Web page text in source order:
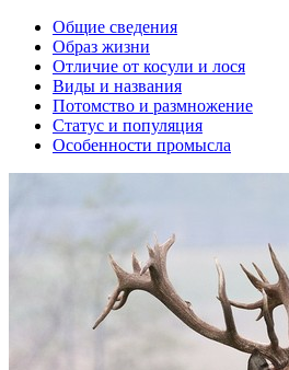
Общие сведения
Образ жизни
Отличие от косули и лося
Виды и названия
Потомство и размножение
Статус и популяция
Особенности промысла